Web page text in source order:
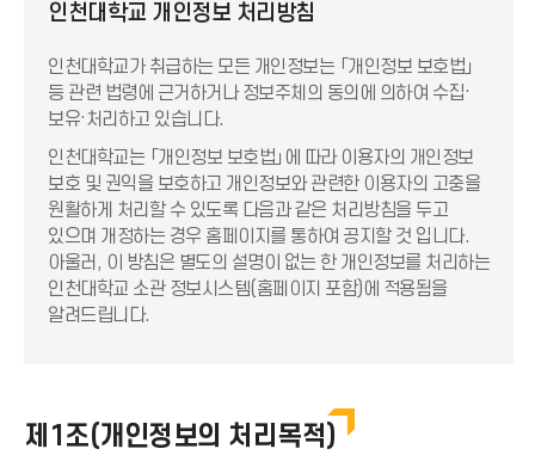
인천대학교 개인정보 처리방침
인천대학교가 취급하는 모든 개인정보는 「개인정보 보호법」
등 관련 법령에 근거하거나 정보주체의 동의에 의하여 수집·
보유·처리하고 있습니다.
인천대학교는 「개인정보 보호법」에 따라 이용자의 개인정보
보호 및 권익을 보호하고 개인정보와 관련한 이용자의 고충을
원활하게 처리할 수 있도록 다음과 같은 처리방침을 두고
있으며 개정하는 경우 홈페이지를 통하여 공지할 것 입니다.
아울러, 이 방침은 별도의 설명이 없는 한 개인정보를 처리하는
인천대학교 소관 정보시스템(홈페이지 포함)에 적용됨을
알려드립니다.
제1조(개인정보의 처리목적)